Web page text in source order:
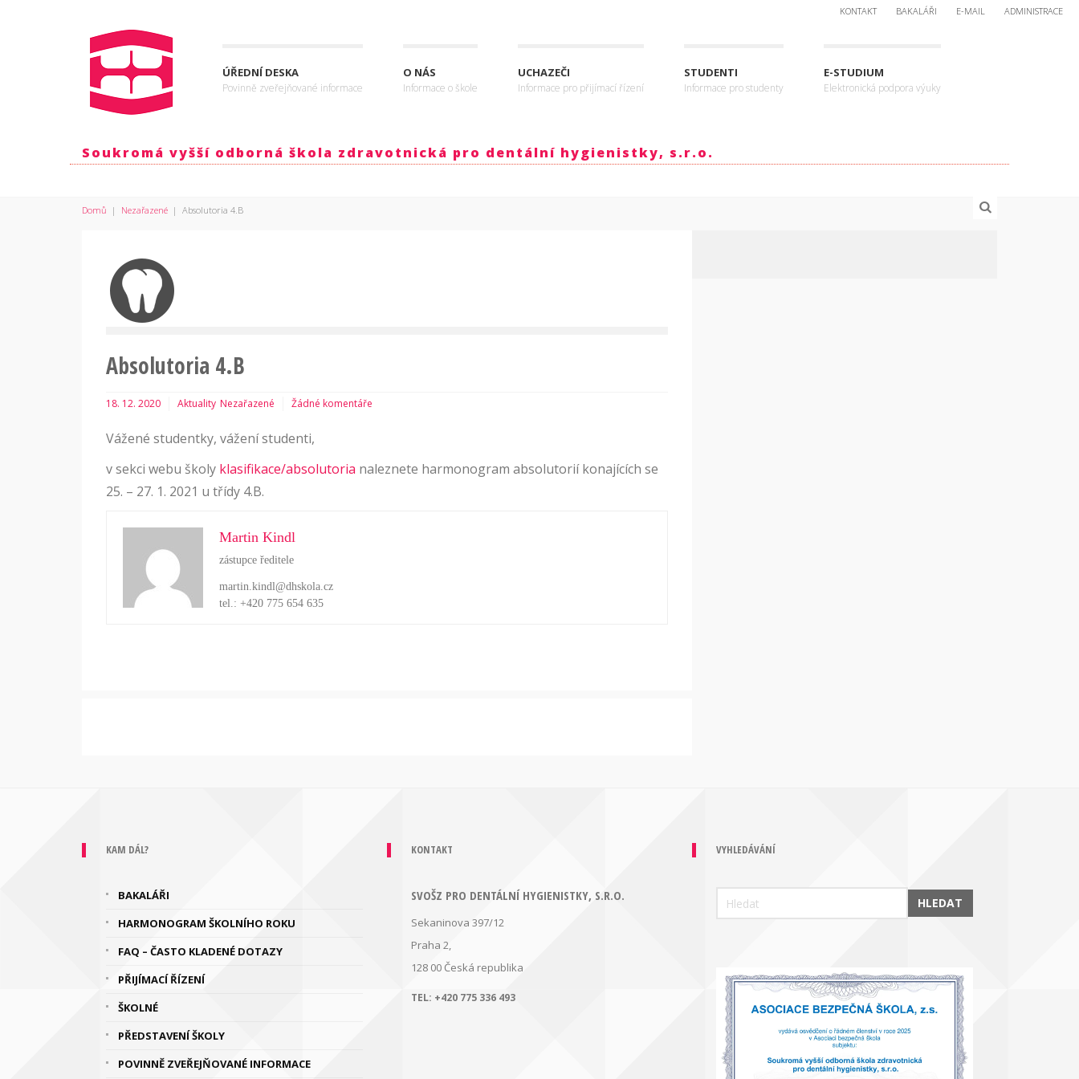
KONTAKT BAKALÁŘI E-MAIL ADMINISTRACE
ÚŘEDNÍ DESKA
Povinně zveřejňované informace
O NÁS
Informace o škole
UCHAZEČI
Informace pro přijímací řízení
STUDENTI
Informace pro studenty
E-STUDIUM
Elektronická podpora výuky
Soukromá vyšší odborná škola zdravotnická pro dentální hygienistky, s.r.o.
Domů | Nezařazené | Absolutoria 4.B
Absolutoria 4.B
18. 12. 2020 Aktuality Nezařazené Žádné komentáře
Vážené studentky, vážení studenti,
v sekci webu školy klasifikace/absolutoria naleznete harmonogram absolutorií konajících se
25. – 27. 1. 2021 u třídy 4.B.
Martin Kindl
zástupce ředitele
martin.kindl@dhskola.cz
tel.: +420 775 654 635
KAM DÁL?
BAKALÁŘI
HARMONOGRAM ŠKOLNÍHO ROKU
FAQ – ČASTO KLADENÉ DOTAZY
PŘIJÍMACÍ ŘÍZENÍ
ŠKOLNÉ
PŘEDSTAVENÍ ŠKOLY
POVINNĚ ZVEŘEJŇOVANÉ INFORMACE
KONTAKT
SVOŠZ PRO DENTÁLNÍ HYGIENISTKY, S.R.O.
Sekaninova 397/12
Praha 2,
128 00Česká republika
TEL: +420 775 336 493
VYHLEDÁVÁNÍ
HLEDAT